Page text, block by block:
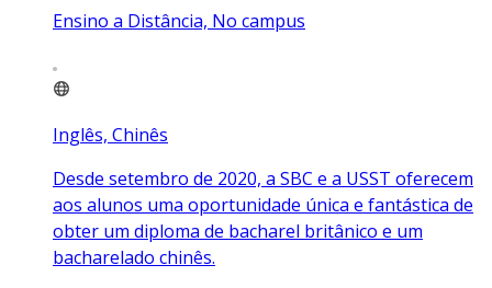
Ensino a Distância, No campus
Inglês, Chinês
Desde setembro de 2020, a SBC e a USST oferecem
aos alunos uma oportunidade única e fantástica de
obter um diploma de bacharel britânico e um
bacharelado chinês.